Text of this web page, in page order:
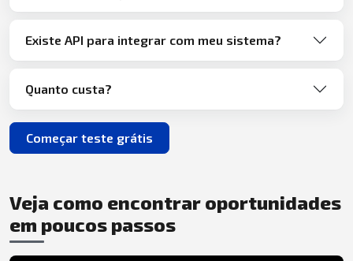
Existe API para integrar com meu sistema?
Quanto custa?
Começar teste grátis
Veja como encontrar oportunidades
em poucos passos